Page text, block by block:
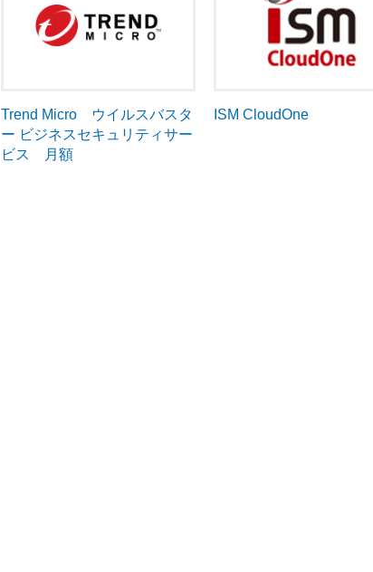
Trend Micro ウイルスバスタ
ー ビジネスセキュリティサー
ビス 月額
ISM CloudOne